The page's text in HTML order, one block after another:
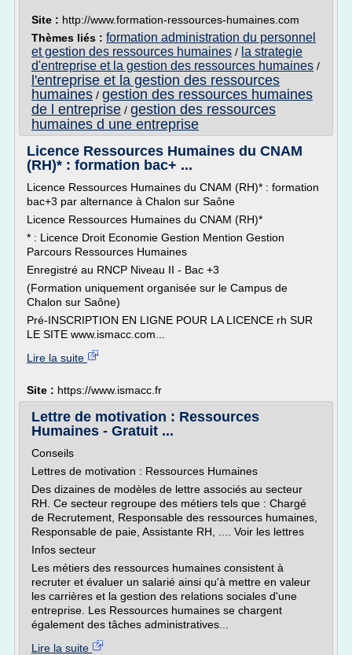
Site : http://www.formation-ressources-humaines.com
Thèmes liés : formation administration du personnel
et gestion des ressources humaines / la strategie
d'entreprise et la gestion des ressources humaines /
l'entreprise et la gestion des ressources
humaines / gestion des ressources humaines
de l entreprise / gestion des ressources
humaines d une entreprise
Licence Ressources Humaines du CNAM
(RH)* : formation bac+ ...
Licence Ressources Humaines du CNAM (RH)* : formation
bac+3 par alternance à Chalon sur Saône
Licence Ressources Humaines du CNAM (RH)*
* : Licence Droit Economie Gestion Mention Gestion
Parcours Ressources Humaines
Enregistré au RNCP Niveau II - Bac +3
(Formation uniquement organisée sur le Campus de
Chalon sur Saône)
Pré-INSCRIPTION EN LIGNE POUR LA LICENCE rh SUR
LE SITE www.ismacc.com...
Lire la suite
Site : https://www.ismacc.fr
Lettre de motivation : Ressources
Humaines - Gratuit ...
Conseils
Lettres de motivation : Ressources Humaines
Des dizaines de modèles de lettre associés au secteur
RH. Ce secteur regroupe des métiers tels que : Chargé
de Recrutement, Responsable des ressources humaines,
Responsable de paie, Assistante RH, .... Voir les lettres
Infos secteur
Les métiers des ressources humaines consistent à
recruter et évaluer un salarié ainsi qu'à mettre en valeur
les carrières et la gestion des relations sociales d'une
entreprise. Les Ressources humaines se chargent
également des tâches administratives...
Lire la suite